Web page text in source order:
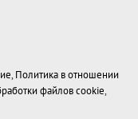
, Политика в отношении
файлов cookie,